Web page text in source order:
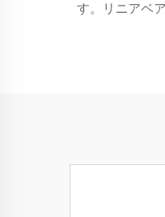
す。リニアベ